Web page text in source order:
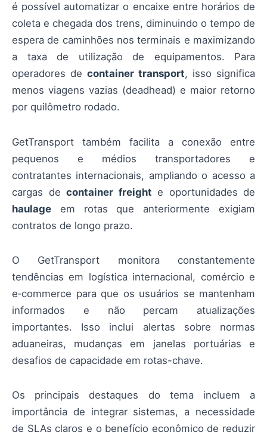
é possível automatizar o encaixe entre horários de
coleta e chegada dos trens, diminuindo o tempo de
espera de caminhões nos terminais e maximizando
a taxa de utilização de equipamentos. Para
operadores de container transport, isso significa
menos viagens vazias (deadhead) e maior retorno
por quilômetro rodado.
GetTransport também facilita a conexão entre
pequenos e médios transportadores e
contratantes internacionais, ampliando o acesso a
cargas de container freight e oportunidades de
haulage em rotas que anteriormente exigiam
contratos de longo prazo.
O GetTransport monitora constantemente
tendências em logística internacional, comércio e
e‑commerce para que os usuários se mantenham
informados e não percam atualizações
importantes. Isso inclui alertas sobre normas
aduaneiras, mudanças em janelas portuárias e
desafios de capacidade em rotas-chave.
Os principais destaques do tema incluem a
importância de integrar sistemas, a necessidade
de SLAs claros e o benefício econômico de reduzir